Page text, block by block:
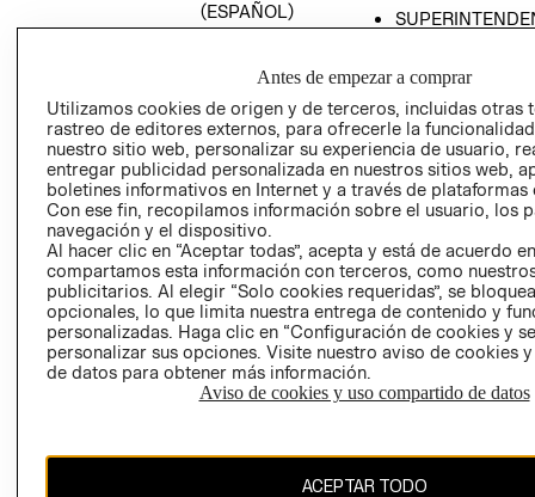
(ESPAÑOL)
TRANSPARENCIA
PETICIONES
QUEJAS Y
RECLAMOS
Colombia ($)
CAMBIAR REGIÓN
El contenido de esta página web está protegido por copyright y es
propiedad de H&M Hennes & Mauritz AB.
Antes de empezar a comprar
Utilizamos cookies de origen y de terceros, incluidas otras
rastreo de editores externos, para ofrecerle la
nuestro sitio web, personalizar su experiencia de usuario,
entregar publicidad personalizada en nuestros sitios web,
boletines informativos en Internet y a través de plataformas
Con ese fin, recopilamos información sobre el usuario, los
navegación y el dispositivo.
Al hacer clic en “Aceptar todas”, acepta y está de acuerdo
compartamos esta información con terceros, como
publicitarios. Al elegir “Solo cookies requeridas”, se
opcionales, lo que limita nuestra entrega de contenido y
personalizadas. Haga clic en “Configuración de cookies y
personalizar sus opciones. Visite nuestro aviso de cookies
de datos para obtener más información.
Aviso de cookies y uso compartido de datos
ACEPTAR TODO